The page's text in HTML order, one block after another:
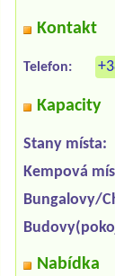
Kontakt
Telefon:
Kapacity
Stany místa:
Kempová
Bungalovy/
Nabídka